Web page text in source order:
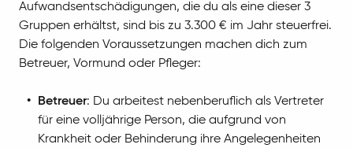
Aufwandsentschädigungen, die du als eine dieser 3
Gruppen erhältst, sind bis zu 3.300 € im Jahr steuerfrei.
Die folgenden Voraussetzungen machen dich zum
Betreuer, Vormund oder Pfleger:
Betreuer: Du arbeitest nebenberuflich als Vertreter
für eine volljährige Person, die aufgrund von
Krankheit oder Behinderung ihre Angelegenheiten